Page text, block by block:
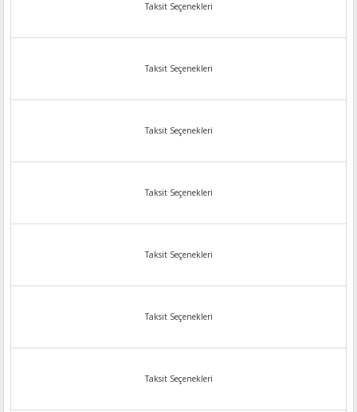
Taksit Seçenekleri
Taksit Seçenekleri
Taksit Seçenekleri
Taksit Seçenekleri
Taksit Seçenekleri
Taksit Seçenekleri
Taksit Seçenekleri